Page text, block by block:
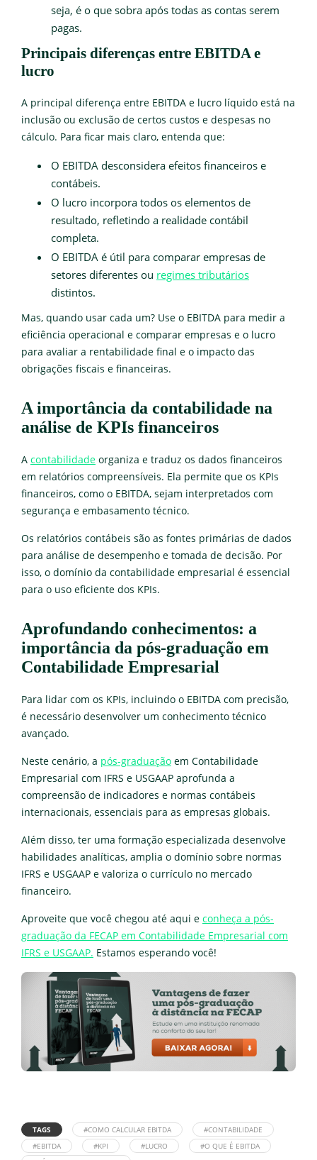
seja, é o que sobra após todas as contas serem
pagas.
Principais diferenças entre EBITDA e
lucro
A principal diferença entre EBITDA e lucro líquido está na
inclusão ou exclusão de certos custos e despesas no
cálculo. Para ficar mais claro, entenda que:
O EBITDA desconsidera efeitos financeiros e
contábeis.
O lucro incorpora todos os elementos de
resultado, refletindo a realidade contábil
completa.
O EBITDA é útil para comparar empresas de
setores diferentes ou regimes tributários
distintos.
Mas, quando usar cada um? Use o EBITDA para medir a
eficiência operacional e comparar empresas e o lucro
para avaliar a rentabilidade final e o impacto das
obrigações fiscais e financeiras.
A importância da contabilidade na
análise de KPIs financeiros
A contabilidade organiza e traduz os dados financeiros
em relatórios compreensíveis. Ela permite que os KPIs
financeiros, como o EBITDA, sejam interpretados com
segurança e embasamento técnico.
Os relatórios contábeis são as fontes primárias de dados
para análise de desempenho e tomada de decisão. Por
isso, o domínio da contabilidade empresarial é essencial
para o uso eficiente dos KPIs.
Aprofundando conhecimentos: a
importância da pós-graduação em
Contabilidade Empresarial
Para lidar com os KPIs, incluindo o EBITDA com precisão,
é necessário desenvolver um conhecimento técnico
avançado.
Neste cenário, a pós-graduação em Contabilidade
Empresarial com IFRS e USGAAP aprofunda a
compreensão de indicadores e normas contábeis
internacionais, essenciais para as empresas globais.
Além disso, ter uma formação especializada desenvolve
habilidades analíticas, amplia o domínio sobre normas
IFRS e USGAAP e valoriza o currículo no mercado
financeiro.
Aproveite que você chegou até aqui e conheça a pós-
graduação da FECAP em Contabilidade Empresarial com
IFRS e USGAAP. Estamos esperando você!
TAGS #COMO CALCULAR EBITDA
#CONTABILIDADE
#EBITDA
#KPI #LUCRO
#O QUE É EBITDA